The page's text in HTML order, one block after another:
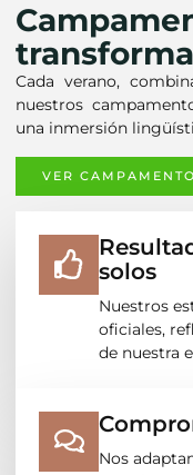
Cada verano,
nuestros
una inmersión
VER
solos
Nuestros
oficiales,
de nuestra
Nos